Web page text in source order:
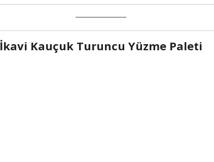
İkavi Kauçuk Turuncu Yüzme Paleti